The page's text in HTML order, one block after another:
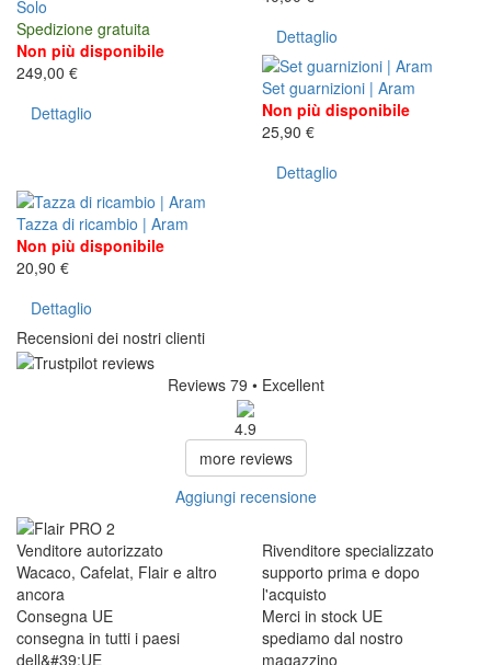
Solo
Spedizione gratuita
Non più disponibile
249,00 €
Dettaglio
Dettaglio
Set guarnizioni | Aram
Non più disponibile
25,90 €
Dettaglio
Tazza di ricambio | Aram
Non più disponibile
20,90 €
Dettaglio
Recensioni dei nostri clienti
Reviews 79 • Excellent
4.9
more reviews
Aggiungi recensione
Venditore autorizzato
Wacaco, Cafelat, Flair e altro
ancora
Rivenditore specializzato
supporto prima e dopo
l'acquisto
Consegna UE
consegna in tutti i paesi
dell&#39;UE
Merci in stock UE
spediamo dal nostro
magazzino